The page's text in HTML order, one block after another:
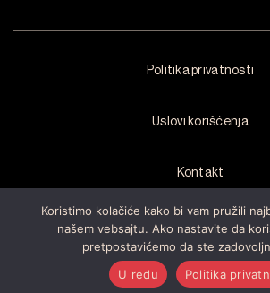
Politika privatnosti
Uslovi korišćenja
Kontakt
Copyright © 2026 byArsenal FestSva prava
strane
Cubes
Koristimo kolačiće kako bi vam pružili
našem vebsajtu. Ako nastavite da
pretpostavićemo da ste
U redu
Politika